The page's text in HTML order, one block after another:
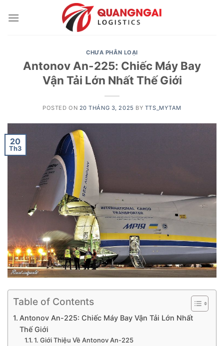
CHƯA PHÂN LOẠI
Antonov An-225: Chiếc Máy Bay
Vận Tải Lớn Nhất Thế Giới
POSTED ON 20 THÁNG 3, 2025 BY TTS_MYTAM
20
Th3
Table of Contents
Antonov An-225: Chiếc Máy Bay Vận Tải Lớn Nhất
Thế Giới
1. Giới Thiệu Về Antonov An-225